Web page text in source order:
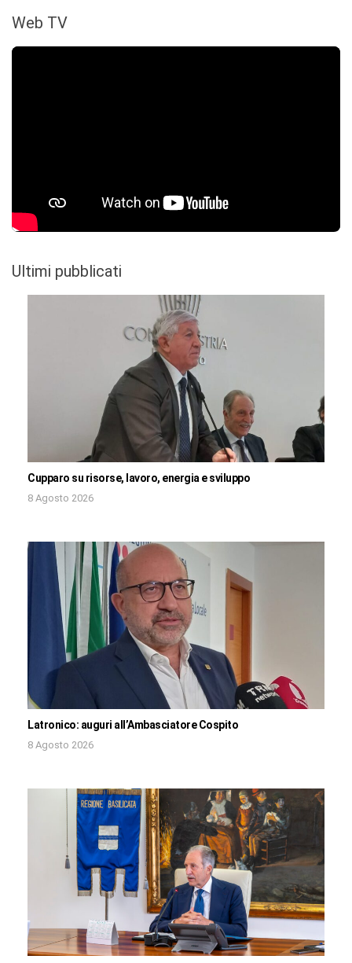
Web TV
Ultimi pubblicati
Cupparo su risorse, lavoro, energia e sviluppo
8 Agosto 2026
Latronico: auguri all’Ambasciatore Cospito
8 Agosto 2026